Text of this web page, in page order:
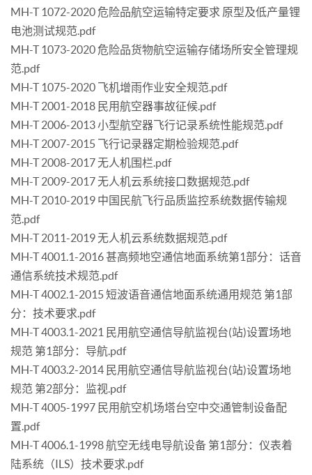
MH-T 1072-2020 危险品航空运输特定要求 原型及低产量锂
电池测试规范.pdf
MH-T 1073-2020 危险品货物航空运输存储场所安全管理规
范.pdf
MH-T 1075-2020 飞机增雨作业安全规范.pdf
MH-T 2001-2018 民用航空器事故征候.pdf
MH-T 2006-2013 小型航空器飞行记录系统性能规范.pdf
MH-T 2007-2015 飞行记录器定期检验规范.pdf
MH-T 2008-2017 无人机围栏.pdf
MH-T 2009-2017 无人机云系统接口数据规范.pdf
MH-T 2010-2019 中国民航飞行品质监控系统数据传输规
范.pdf
MH-T 2011-2019 无人机云系统数据规范.pdf
MH-T 4001.1-2016 甚高频地空通信地面系统第1部分：话音
通信系统技术规范.pdf
MH-T 4002.1-2015 短波语音通信地面系统通用规范 第1部
分：技术要求.pdf
MH-T 4003.1-2021 民用航空通信导航监视台(站)设置场地
规范 第1部分：导航.pdf
MH-T 4003.2-2014 民用航空通信导航监视台(站)设置场地
规范 第2部分：监视.pdf
MH-T 4005-1997 民用航空机场塔台空中交通管制设备配
置.pdf
MH-T 4006.1-1998 航空无线电导航设备 第1部分：仪表着
陆系统（ILS）技术要求.pdf